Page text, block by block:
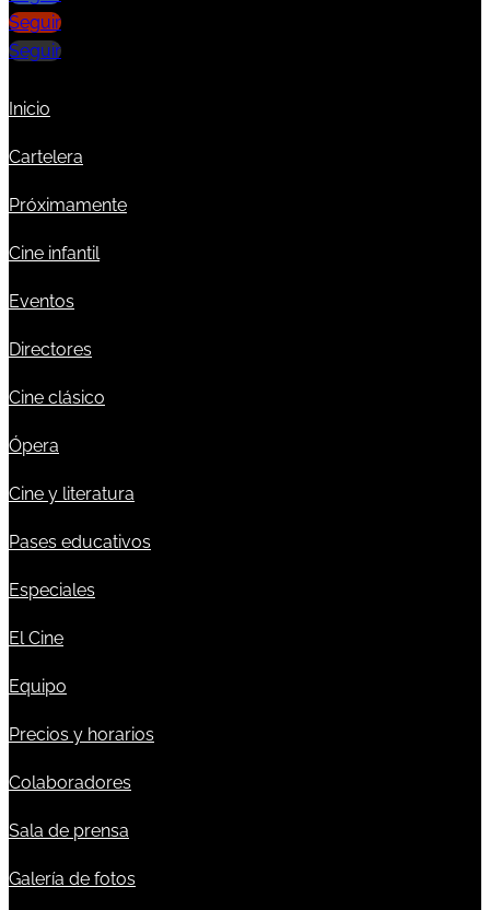
Seguir
Seguir
Inicio
Cartelera
Próximamente
Cine infantil
Eventos
Directores
Cine clásico
Ópera
Cine y literatura
Pases educativos
Especiales
El Cine
Equipo
Precios y horarios
Colaboradores
Sala de prensa
Galería de fotos